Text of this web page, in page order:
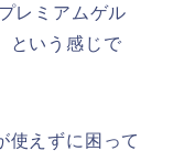
レミアムゲル
という感じで
使えずに困って